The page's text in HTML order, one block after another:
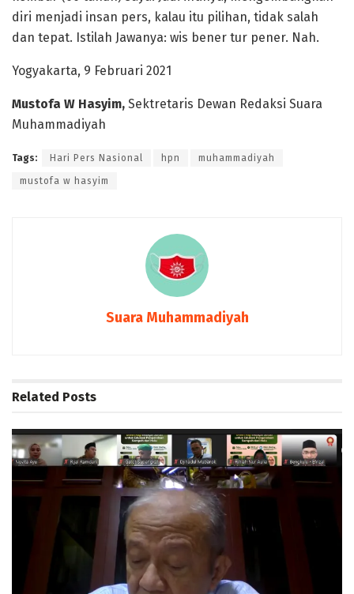
diri menjadi insan pers, kalau itu pilihan, tidak salah
dan tepat. Istilah Jawanya: wis bener tur pener. Nah.
Yogyakarta, 9 Februari 2021
Mustofa W Hasyim, Sektretaris Dewan Redaksi Suara
Muhammadiyah
Tags: Hari Pers Nasional hpn muhammadiyah
mustofa w hasyim
Suara Muhammadiyah
Related Posts